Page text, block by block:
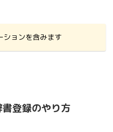
ションを含みます
登録のやり方